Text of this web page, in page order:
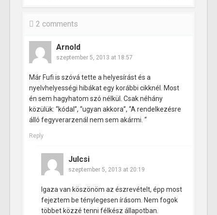
2 comments
Arnold
szeptember 5, 2013 at 18:57
Már Fufi is szóvá tette a helyesírást és a
nyelvhelyességi hibákat egy korábbi cikknél. Most
én sem hagyhatom szó nélkül. Csak néhány
közülük: “kódal”, “ugyan akkora”, “A rendelkezésre
álló fegyverarzenál nem sem akármi. “
Reply
Julcsi
szeptember 5, 2013 at 20:19
Igaza van köszönöm az észrevételt, épp most
fejeztem be ténylegesen írásom. Nem fogok
többet közzé tenni félkész állapotban.